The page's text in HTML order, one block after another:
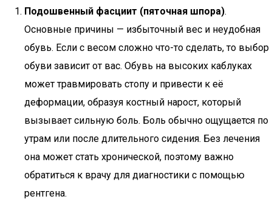
Подошвенный фасциит (пяточная шпора).
Основные причины — избыточный вес и неудобная
обувь. Если с весом сложно что-то сделать, то выбор
обуви зависит от вас. Обувь на высоких каблуках
может травмировать стопу и привести к её
деформации, образуя костный нарост, который
вызывает сильную боль. Боль обычно ощущается по
утрам или после длительного сидения. Без лечения
она может стать хронической, поэтому важно
обратиться к врачу для диагностики с помощью
рентгена.